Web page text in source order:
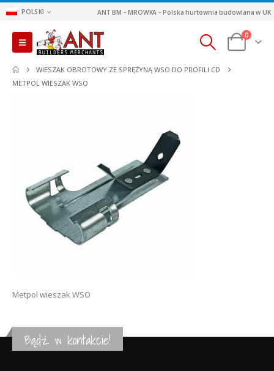
POLSKI ANT BM - MROWKA - Polska hurtownia budowlana w UK
0
WIESZAK OBROTOWY ZE SPRĘŻYNĄ WSO DO PROFILI CD
METPOL WIESZAK WSO
Metpol wieszak WSO
Bądź w kontakcie!